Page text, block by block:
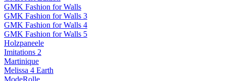
GMK Fashion for Walls
GMK Fashion for Walls 3
GMK Fashion for Walls 4
GMK Fashion for Walls 5
Holzpaneele
Imitations 2
Martinique
Melissa 4 Earth
ModeRolle